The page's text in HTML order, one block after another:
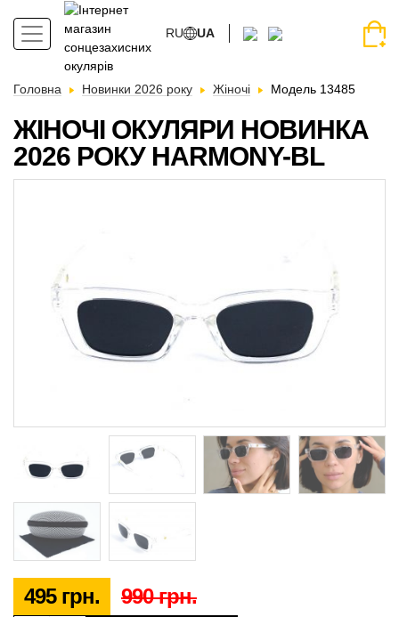
RU UA
Головна Новинки 2026 року Жіночі Модель 13485
ЖІНОЧІ ОКУЛЯРИ НОВИНКА
2026 РОКУ HARMONY-BL
495 грн. 990 грн.